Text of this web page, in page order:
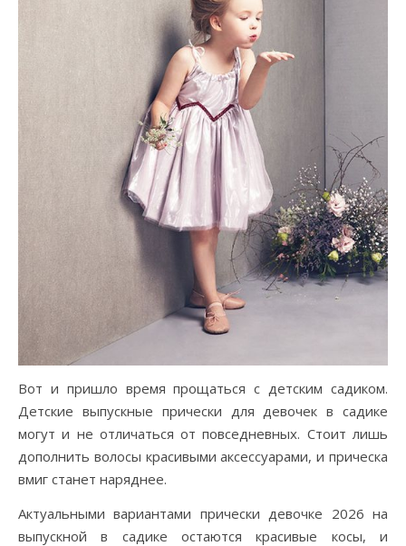
Вот и пришло время прощаться с детским садиком.
Детские выпускные прически для девочек в садике
могут и не отличаться от повседневных. Стоит лишь
дополнить волосы красивыми аксессуарами, и прическа
вмиг станет наряднее.
Актуальными вариантами прически девочке 2026 на
выпускной в садике остаются красивые косы, и